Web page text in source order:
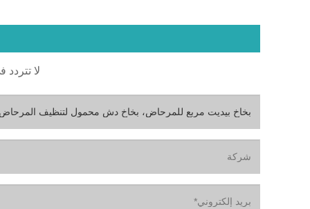
لا تتردد